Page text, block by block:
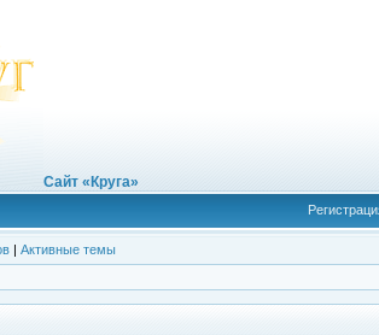
Сайт «Круга»
| Активные темы